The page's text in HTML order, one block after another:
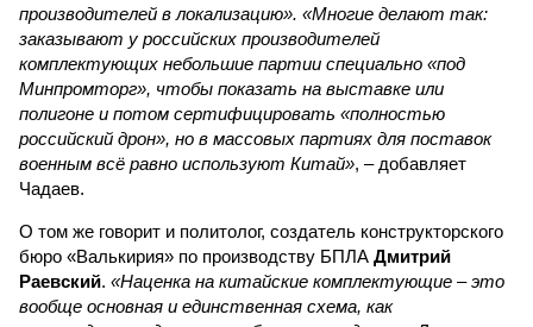
производителей в локализацию». «Многие делают так:
заказывают у российских производителей
комплектующих небольшие партии специально «под
Минпромторг», чтобы показать на выставке или
полигоне и потом сертифицировать «полностью
российский дрон», но в массовых партиях для поставок
военным всё равно используют Китай», – добавляет
Чадаев.
О том же говорит и политолог, создатель конструкторского
бюро «Валькирия» по производству БПЛА Дмитрий
Раевский. «Наценка на китайские комплектующие – это
вообще основная и единственная схема, как